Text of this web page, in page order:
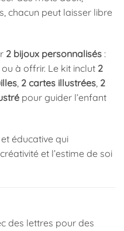
chacun peut laisser libre
2 bijoux personnalisés :
à offrir. Le kit inclut 2
2 cartes illustrées 2
pour guider l’enfant
éducative qui
et l’estime de soi
des lettres pour des